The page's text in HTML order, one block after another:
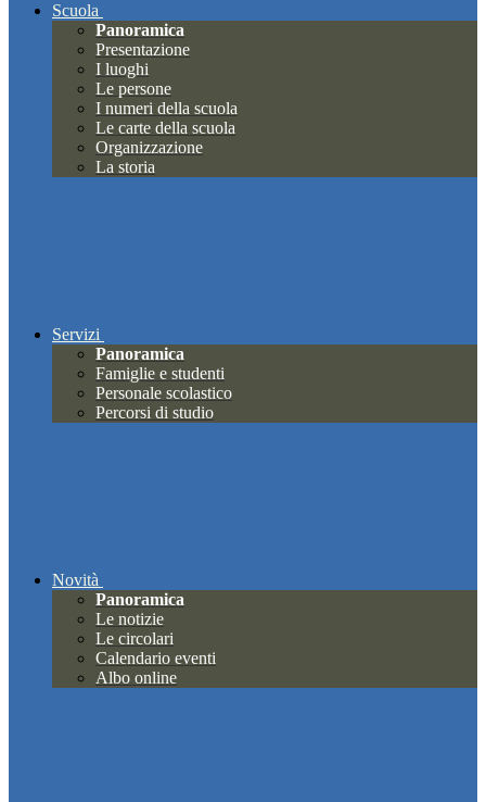
Scuola
Panoramica
Presentazione
I luoghi
Le persone
I numeri della scuola
Le carte della scuola
Organizzazione
La storia
Servizi
Panoramica
Famiglie e studenti
Personale scolastico
Percorsi di studio
Novità
Panoramica
Le notizie
Le circolari
Calendario eventi
Albo online